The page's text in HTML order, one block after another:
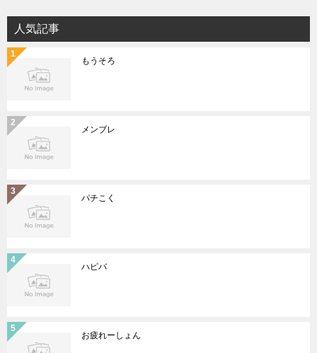
人気記事
もうそろ
メンブレ
パチこく
ハピバ
お疲れーしょん